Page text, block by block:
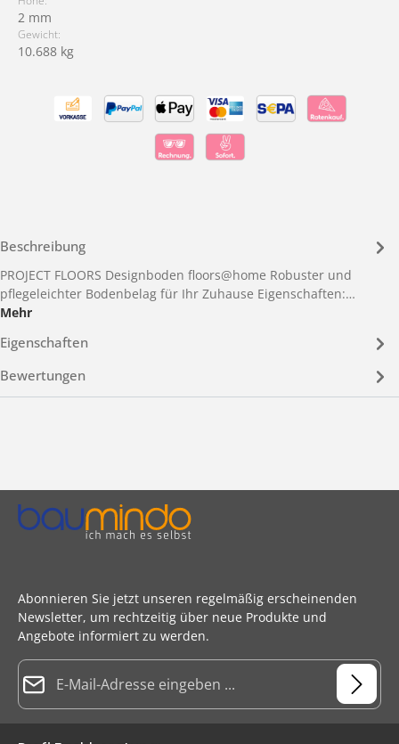
2 mm
Gewicht:
10.688 kg
Beschreibung
PROJECT FLOORS Designboden floors@home Robuster und
pflegeleichter Bodenbelag für Ihr Zuhause Eigenschaften:…
Mehr
Eigenschaften
Bewertungen
Abonnieren Sie jetzt unseren regelmäßig erscheinenden
Newsletter, um rechtzeitig über neue Produkte und
Angebote informiert zu werden.
E-Mail-Adresse*
Datenschutz
Die mit einem Stern (*) markierten Felder sind Pflichtfelder.